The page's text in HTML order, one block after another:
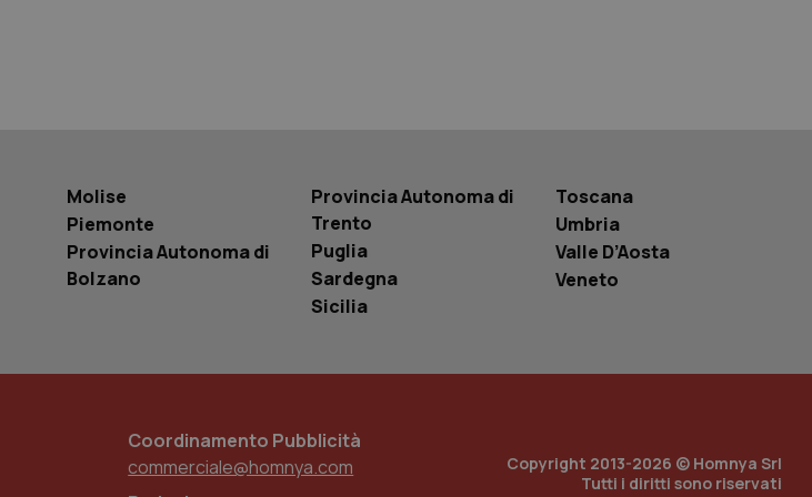
Molise
Piemonte
Provincia Autonoma di
Bolzano
Provincia Autonoma di
Trento
Puglia
Sardegna
Sicilia
Toscana
Umbria
Valle D’Aosta
Veneto
Coordinamento Pubblicità
commerciale@homnya.com
Copyright 2013-2026 © Homnya Srl
Tutti i diritti sono riservati